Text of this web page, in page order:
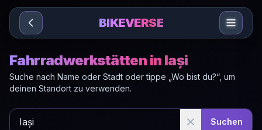
Sari la conținut
BIKEVERSE
Fahrradwerkstätten in Iași
Suche nach Name oder Stadt oder tippe „Wo bist du?“, um
deinen Standort zu verwenden.
Suchen